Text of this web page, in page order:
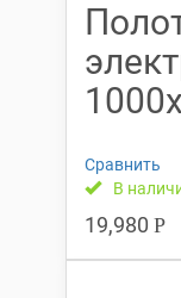
Сравнить
В
19,980 Р